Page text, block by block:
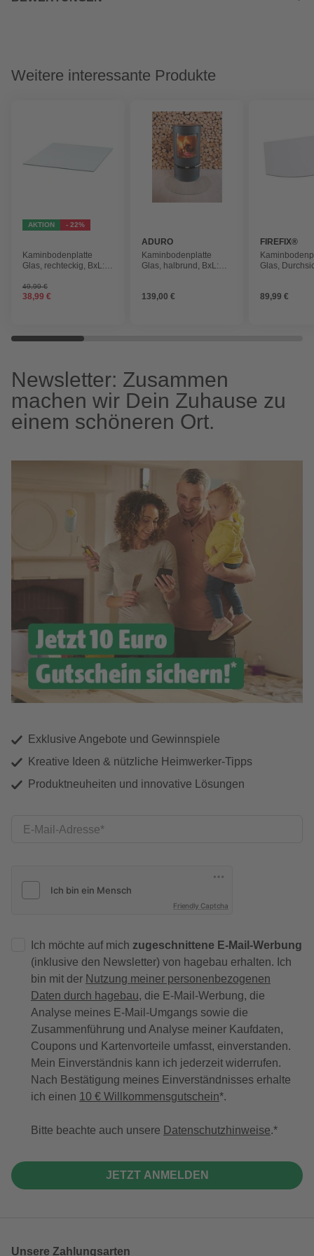
Weitere interessante Produkte
AKTION - 22%
Kaminbodenplatte
Glas, rechteckig, BxL:
mm, transparent
49,99 €
38,99 €
ADURO
Kaminbodenplatte
Glas, halbrund, BxL:
139,00 €
FIREFIX®
Glas,
89,99 €
Newsletter: Zusammen
machen wir Dein Zuhause zu
einem schöneren Ort.
Exklusive Angebote und Gewinnspiele
Kreative Ideen & nützliche Heimwerker-Tipps
Produktneuheiten und innovative Lösungen
E-Mail-Adresse
Friendly Captcha
Ich möchte auf mich zugeschnittene E-Mail-Werbung
(inklusive den Newsletter) von hagebau erhalten. Ich
bin mit der Nutzung meiner personenbezogenen
Daten durch hagebau, die E-Mail-Werbung, die
Analyse meines E-Mail-Umgangs sowie die
Zusammenführung und Analyse meiner Kaufdaten,
Coupons und Kartenvorteile umfasst, einverstanden.
Mein Einverständnis kann ich jederzeit widerrufen.
Nach Bestätigung meines Einverständnisses erhalte
ich einen 10 € Willkommensgutschein*.
Bitte beachte auch unsere Datenschutzhinweise.
JETZT ANMELDEN
Unsere Zahlungsarten